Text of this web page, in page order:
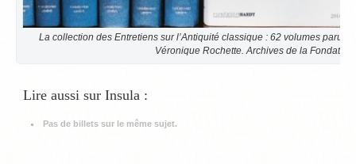
La collection des Entretiens sur l’Antiquité classique : 62 volumes parus,
Véronique Rochette. Archives de la Fondation
Lire aussi sur Insula :
Pas de billets sur le même sujet.